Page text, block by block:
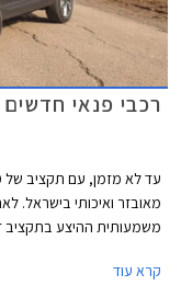
רכבי פנאי חדשים עד
מאובזר ואיכותי בישראל.
משמעותית ההיצע בתקציב
ספורטאז', יונדאי טוסון, ופיג'ו 3008.
קרא עוד